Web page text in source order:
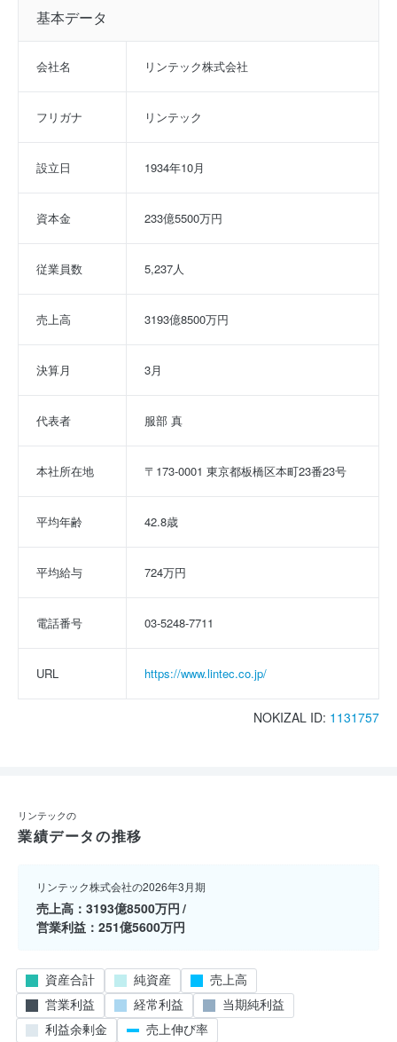
基本データ
会社名 リンテック株式会社
フリガナ リンテック
設立日 1934年10月
資本金 233億5500万円
従業員数 5,237人
売上高 3193億8500万円
決算月 3月
代表者 服部 真
本社所在地 〒173-0001 東京都板橋区本町23番23号
平均年齢 42.8歳
平均給与 724万円
電話番号 03-5248-7711
URL https://www.lintec.co.jp/
NOKIZAL ID: 1131757
リンテックの
業績データの推移
リンテック株式会社の2026年3月期
売上高
3193億8500万円
営業利益
251億5600万円
資産合計 純資産
売上高
営業利益
経常利益
当期純利益
利益余剰金
売上伸び率